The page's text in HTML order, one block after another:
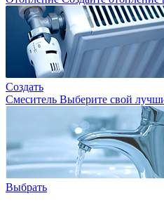
Создать
Смеситель Выберите свой
Выбрать